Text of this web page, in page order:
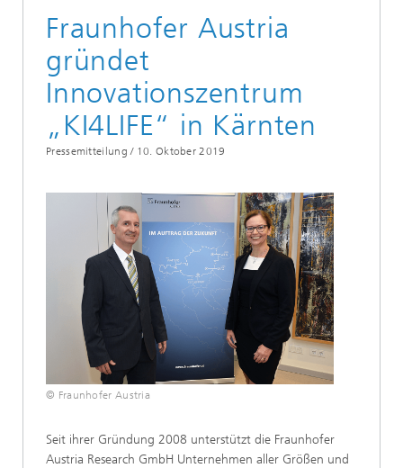
Fraunhofer Austria
gründet
Innovationszentrum
„KI4LIFE“ in Kärnten
Pressemitteilung / 10. Oktober 2019
© Fraunhofer Austria
Seit ihrer Gründung 2008 unterstützt die Fraunhofer
Austria Research GmbH Unternehmen aller Größen und